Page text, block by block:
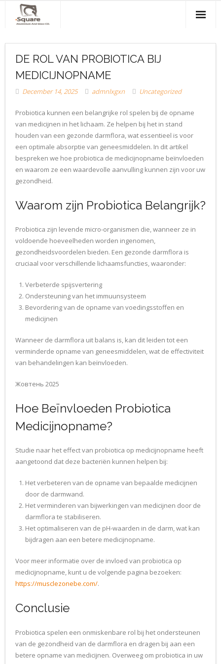
About Us
Products & Services
Clients
Contact Us
DE ROL VAN PROBIOTICA BIJ
MEDICIJNOPNAME
December 14, 2025 admnlxgxn Uncategorized
Probiotica kunnen een belangrijke rol spelen bij de opname
van medicijnen in het lichaam. Ze helpen bij het in stand
houden van een gezonde darmflora, wat essentieel is voor
een optimale absorptie van geneesmiddelen. In dit artikel
bespreken we hoe probiotica de medicijnopname beïnvloeden
en waarom ze een waardevolle aanvulling kunnen zijn voor uw
gezondheid.
Waarom zijn Probiotica Belangrijk?
Probiotica zijn levende micro-organismen die, wanneer ze in
voldoende hoeveelheden worden ingenomen,
gezondheidsvoordelen bieden. Een gezonde darmflora is
cruciaal voor verschillende lichaamsfuncties, waaronder:
Verbeterde spijsvertering
Ondersteuning van het immuunsysteem
Bevordering van de opname van voedingsstoffen en
medicijnen
Wanneer de darmflora uit balans is, kan dit leiden tot een
verminderde opname van geneesmiddelen, wat de effectiviteit
van behandelingen kan beïnvloeden.
Жовтень 2025
Hoe Beïnvloeden Probiotica
Medicijnopname?
Studie naar het effect van probiotica op medicijnopname heeft
aangetoond dat deze bacteriën kunnen helpen bij:
Het verbeteren van de opname van bepaalde medicijnen
door de darmwand.
Het verminderen van bijwerkingen van medicijnen door de
darmflora te stabiliseren.
Het optimaliseren van de pH-waarden in de darm, wat kan
bijdragen aan een betere medicijnopname.
Voor meer informatie over de invloed van probiotica op
medicijnopname, kunt u de volgende pagina bezoeken:
https://musclezonebe.com/.
Conclusie
Probiotica spelen een onmiskenbare rol bij het ondersteunen
van de gezondheid van de darmflora en dragen bij aan een
betere opname van medicijnen. Overweeg om probiotica in uw